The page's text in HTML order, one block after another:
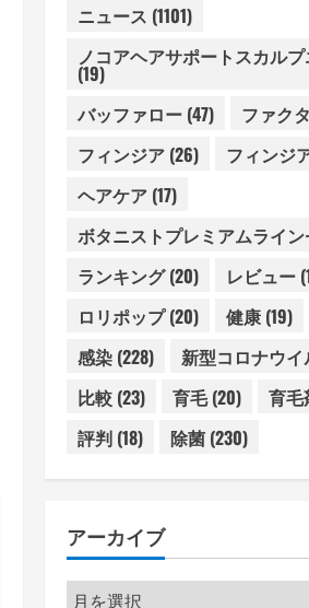
ニュース (1101)
ノコアヘアサポートスカル
(19)
バッファロー(47) ファク
フィンジア(26) フィンジ
ヘアケア(17)
ボタニストプレミアムライン
ランキング(20) レビュー
ロリポップ(20) 健康(19)
感染(228) 新型コロナウイ
比較(23) 育毛(20) 育毛
評判(18) 除菌(230)
アーカイブ
ア